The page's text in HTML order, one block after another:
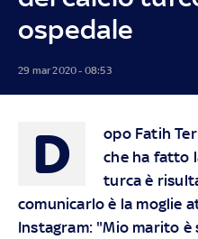
ospedale
29 mar 2020 - 08:53
D
opo Fatih
che ha fatto
turca è
comunicarlo è la moglie
Instagram: "Mio marito